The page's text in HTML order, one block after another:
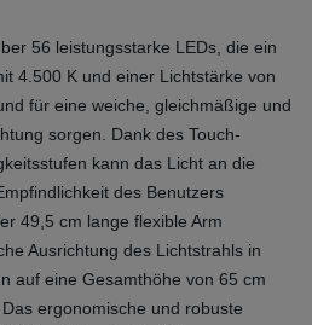
56 leistungsstarke LEDs, die ein
4.500 K und einer Lichtstärke von
für eine weiche, gleichmäßige und
sorgen. Dank des Touch-
kann das Licht an die
des Benutzers
49,5 cm lange flexible Arm
Ausrichtung des Lichtstrahls in
auf eine Gesamthöhe von 65 cm
ergonomische und robuste